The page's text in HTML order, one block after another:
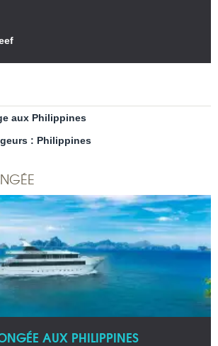
aux Philippines
: Philippines
AUX PHILIPPINES